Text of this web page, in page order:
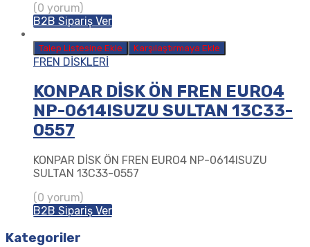
(0 yorum)
B2B Sipariş Ver
Talep Listesine Ekle Karşılaştırmaya Ekle
FREN DİSKLERİ
KONPAR DİSK ÖN FREN EURO4
NP-0614ISUZU SULTAN 13C33-
0557
KONPAR DİSK ÖN FREN EURO4 NP-0614ISUZU
SULTAN 13C33-0557
(0 yorum)
B2B Sipariş Ver
Kategoriler